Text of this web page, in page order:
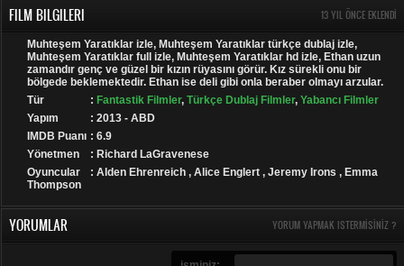
FILM BILGILERI 13 YIL ÖNCE EKLENDI
Muhteşem Yaratıklar izle, Muhteşem Yaratıklar türkçe dublaj izle,
Muhteşem Yaratıklar full izle, Muhteşem Yaratıklar hd izle, Ethan uzun
zamandır genç ve güzel bir kızın rüyasını görür. Kız sürekli onu bir
bölgede beklemektedir. Ethan ise deli gibi onla beraber olmayı arzular.
Tür
: Fantastik Filmler, Türkçe Dublaj Filmler, Yabancı Filmler
Yapım
: 2013 - ABD
IMDB Puanı : 6.9
Yönetmen
: Richard LaGravenese
Oyuncular
: Alden Ehrenreich , Alice Englert , Jeremy Irons , Emma
Thompson
YORUMLAR YORUM YAPMAK ISTERMISINIZ ?